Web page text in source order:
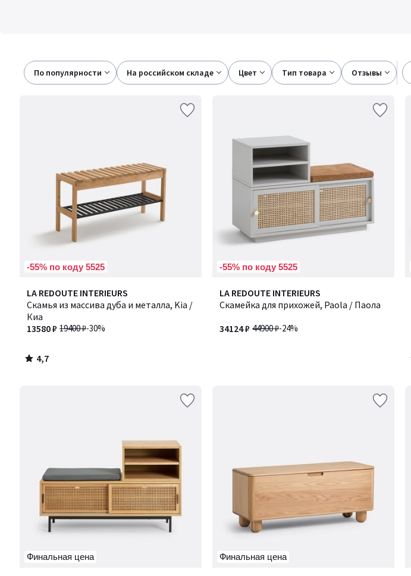
По популярности на российском складе цвет тип товара отзывы
-55% по коду 5525
LA REDOUTE INTERIEURS
Скамья из массива дуба и металла, Kia /
Киа
19400 ₽-30%
13580 ₽
4,7
/ 5
4,7
/
-55% по коду 5525
LA REDOUTE INTERIEURS
Скамейка для прихожей, Paola / Паола
44900 ₽-24%
34124 ₽
Финальная цена Финальная цена